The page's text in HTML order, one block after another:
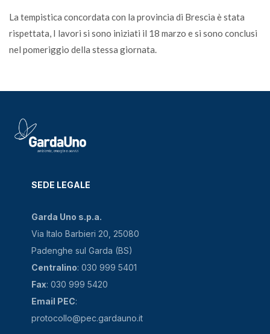
La tempistica concordata con la provincia di Brescia è stata
rispettata, I lavori si sono iniziati il 18 marzo e si sono conclusi
nel pomeriggio della stessa giornata.
SEDE LEGALE
Garda Uno s.p.a.
Via Italo Barbieri 20, 25080
Padenghe sul Garda (BS)
Centralino: 030 999 5401
Fax: 030 999 5420
Email PEC:
protocollo@pec.gardauno.it